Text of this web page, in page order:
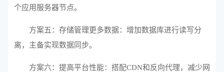
个应用服务器节点。
方案五：存储管理更多数据：增加数据库进行读写分
离，主备实现数据同步。
方案六：提高平台性能：搭配CDN和反向代理，减少网